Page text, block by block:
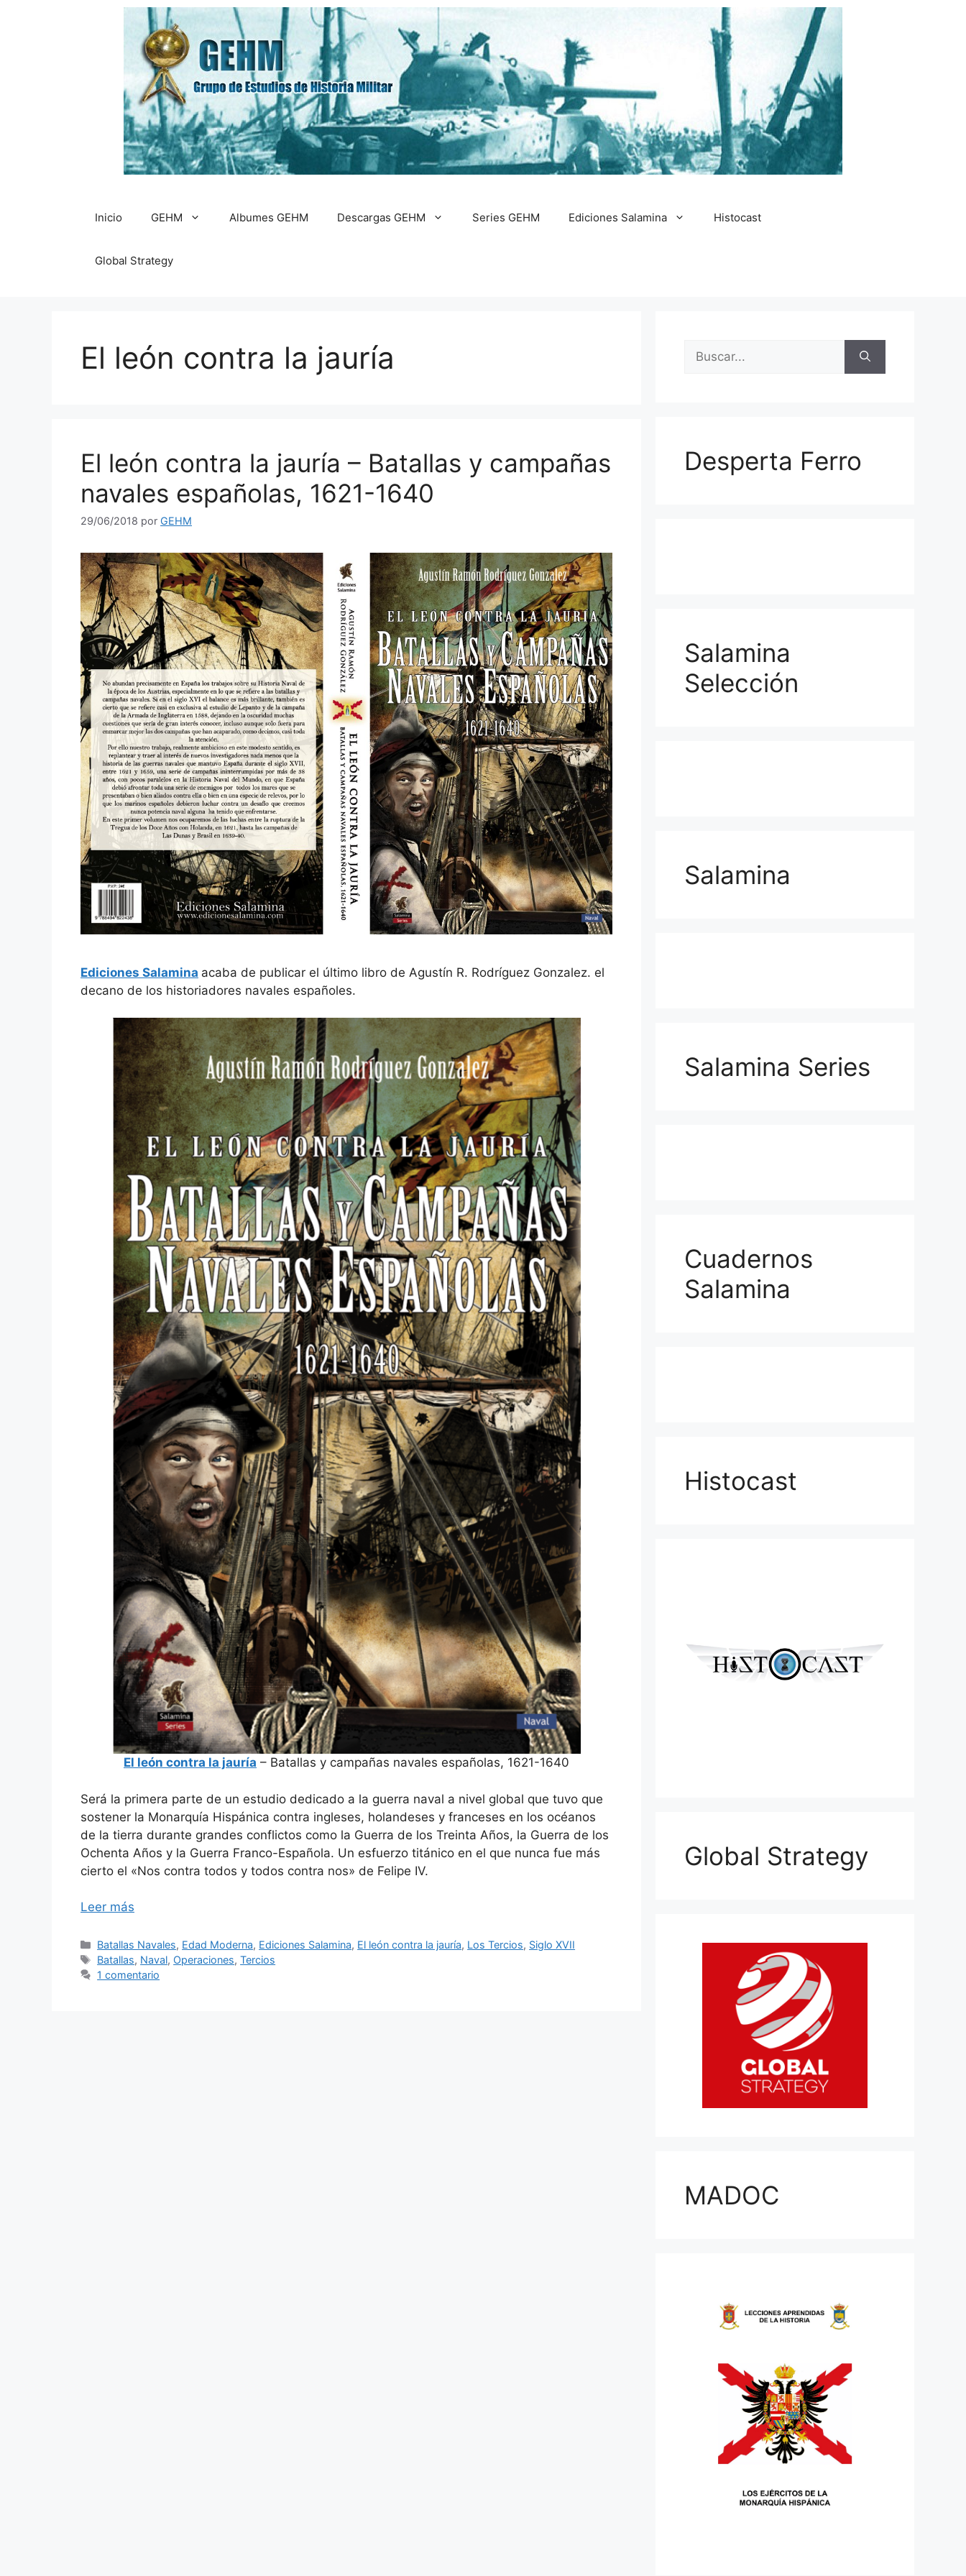
Inicio GEHM Albumes GEHM Descargas GEHM Series GEHM Ediciones Salamina Histocast
Global Strategy
El león contra la jauría
El león contra la jauría – Batallas y campañas
navales españolas, 1621-1640
29/06/2018 por GEHM
Ediciones Salamina acaba de publicar el último libro de Agustín R. Rodríguez Gonzalez. el
decano de los historiadores navales españoles.
El león contra la jauría – Batallas y campañas navales españolas, 1621-1640
Será la primera parte de un estudio dedicado a la guerra naval a nivel global que tuvo que
sostener la Monarquía Hispánica contra ingleses, holandeses y franceses en los océanos
de la tierra durante grandes conflictos como la Guerra de los Treinta Años, la Guerra de los
Ochenta Años y la Guerra Franco-Española. Un esfuerzo titánico en el que nunca fue más
cierto el «Nos contra todos y todos contra nos» de Felipe IV.
Leer más
Categorías
Batallas Navales, Edad Moderna, Ediciones Salamina, El león contra la jauría, Los Tercios, Siglo XVII
Etiquetas
Batallas, Naval, Operaciones,Tercios
1 comentario
Buscar:
Desperta Ferro
Salamina
Selección
Salamina
Salamina Series
Cuadernos
Salamina
Histocast
Global Strategy
MADOC